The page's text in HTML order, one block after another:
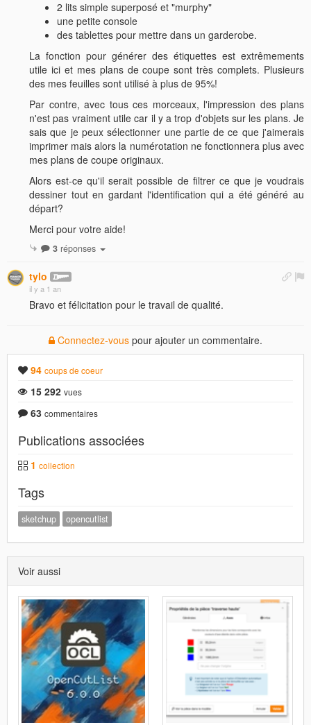
2 lits simple superposé et "murphy"
une petite console
des tablettes pour mettre dans un garderobe.
La fonction pour générer des étiquettes est extrêmements
utile ici et mes plans de coupe sont très complets. Plusieurs
des mes feuilles sont utilisé à plus de 95%!
Par contre, avec tous ces morceaux, l'impression des plans
n'est pas vraiment utile car il y a trop d'objets sur les plans. Je
sais que je peux sélectionner une partie de ce que j'aimerais
imprimer mais alors la numérotation ne fonctionnera plus avec
mes plans de coupe originaux.
Alors est-ce qu'il serait possible de filtrer ce que je voudrais
dessiner tout en gardant l'identification qui a été généré au
départ?
Merci pour votre aide!
3 réponses
tylo
il y a 1 an
Bravo et félicitation pour le travail de qualité.
Connectez-vous pour ajouter un commentaire.
94 coups de coeur
15 292 vues
63 commentaires
Publications associées
1 collection
Tags
sketchup opencutlist
Voir aussi